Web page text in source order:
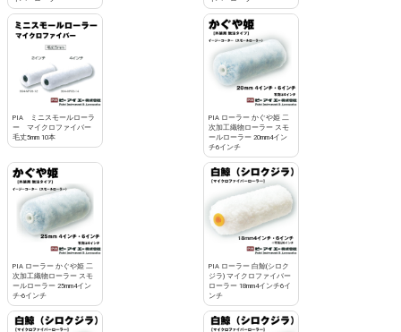
PIA ミニスモールローラ
ー マイクロファイバー
毛丈5mm 10本
PIA ローラー かぐや姫 二
次加工織物ローラー スモ
ールローラー 20mm4イン
チ6インチ
PIA ローラー かぐや姫 二
次加工織物ローラー スモ
ールローラー 25mm4イン
チ-6インチ
PIA ローラー 白鯨(シロク
ジラ) マイクロファイバー
ローラー 18mm4インチ6イ
ンチ